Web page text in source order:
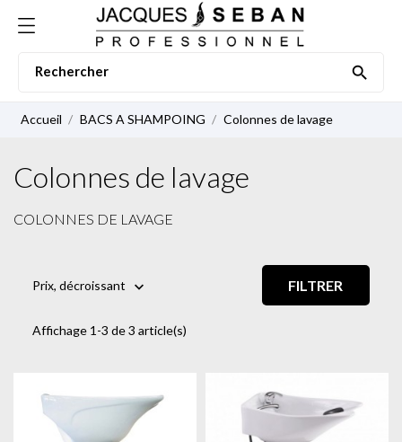

Accueil BACS A SHAMPOING Colonnes de lavage
Colonnes de lavage
COLONNES DE LAVAGE
Prix, décroissant  FILTRER
Affichage 1-3 de 3 article(s)